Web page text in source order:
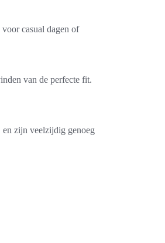
casual dagen of
van de perfecte fit.
en zijn veelzijdig genoeg